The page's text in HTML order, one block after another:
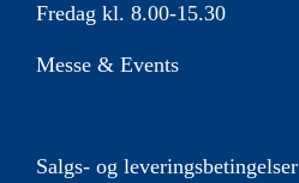
Fredag kl. 8.00-15.30
Messe & Events
Salgs- og leveringsbetingelser